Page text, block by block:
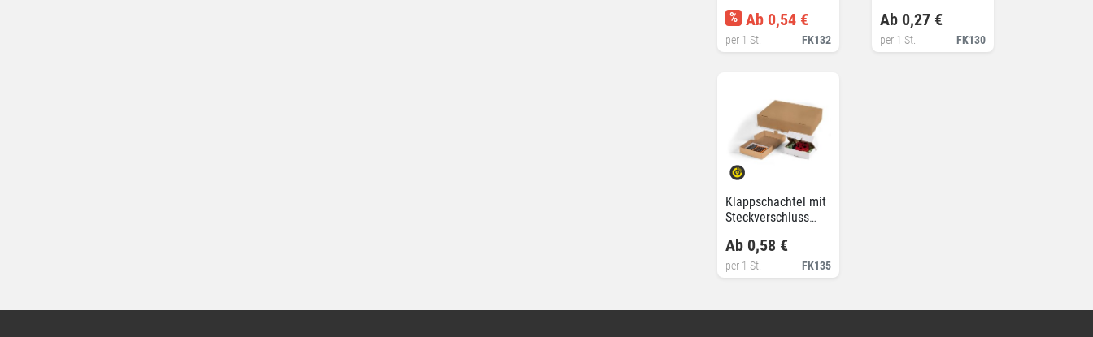
FK132
% Ab 0,54 €
per 1 St. FK130
Ab 0,27 €
per 1 St.
Klappschachtel mit
Steckverschluss
FK135
Ab 0,58 €
per 1 St.